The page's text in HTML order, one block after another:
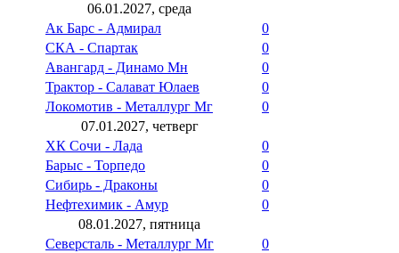
06.01.2027, среда
Ак Барс - Адмирал
0
СКА - Спартак
0
Авангард - Динамо Мн
0
Трактор - Салават Юлаев
0
Локомотив - Металлург Мг
0
07.01.2027, четверг
ХК Сочи - Лада
0
Барыс - Торпедо
0
Сибирь - Драконы
0
Нефтехимик - Амур
0
08.01.2027, пятница
Северсталь - Металлург Мг
0